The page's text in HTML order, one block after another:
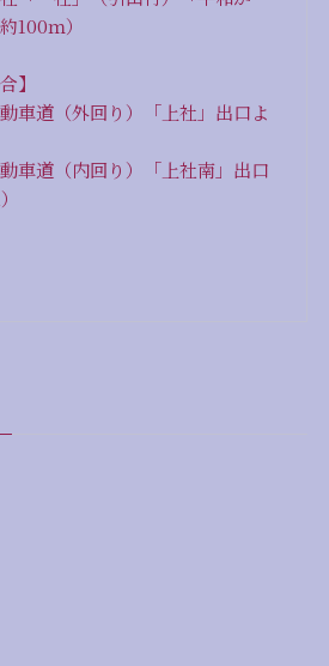
100ｍ）
】
車道（外回り）「上社」出口よ
車道（内回り）「上社南」出口